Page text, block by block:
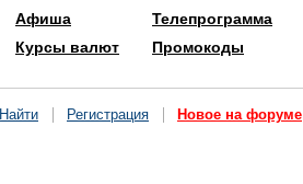
Афиша
Курсы валют
Телепрограмма
Промокоды
Найти Регистрация Новое на форуме